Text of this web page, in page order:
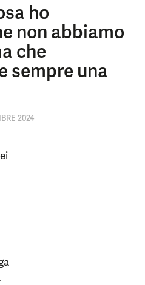
ho
non abbiamo
che
sempre una
2024